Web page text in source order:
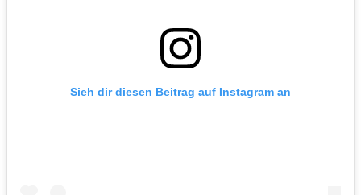
Sieh dir diesen Beitrag auf Instagram an